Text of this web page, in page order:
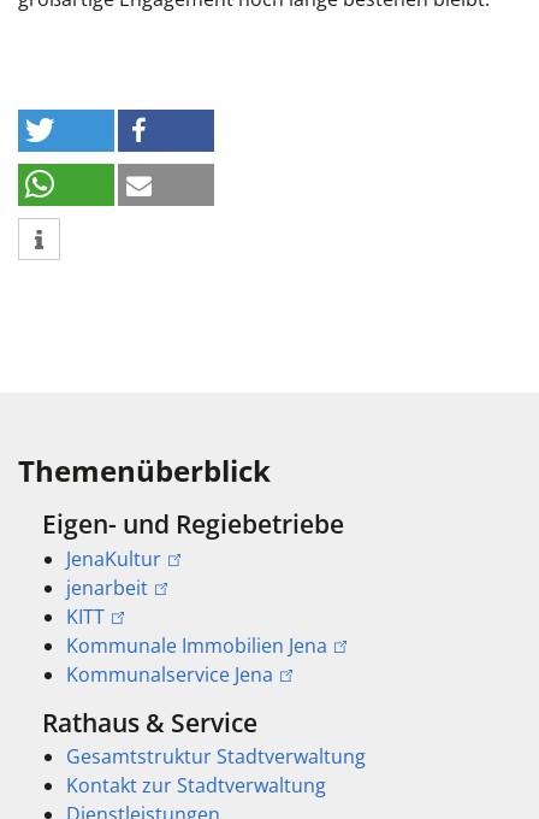
Themenüberblick
Eigen- und Regiebetriebe
JenaKultur
jenarbeit
KITT
Kommunale Immobilien Jena
Kommunalservice Jena
Rathaus & Service
Gesamtstruktur Stadtverwaltung
Kontakt zur Stadtverwaltung